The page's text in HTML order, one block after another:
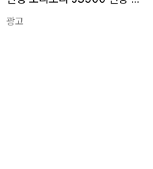
광고